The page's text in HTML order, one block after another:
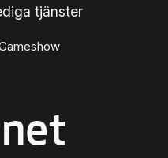
tjänster